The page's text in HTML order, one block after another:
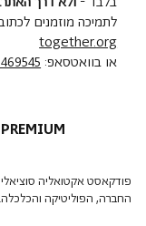
לתמיכה מוזמנים
together.org
או בוואטסאפ:
קריאת השכמה PREMIUM
פודקאסט אקטואליה
החברה, הפוליטיקה והכלכלה.